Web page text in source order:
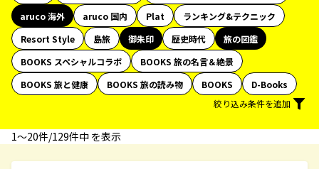
aruco 海外
aruco 国内 Plat
ランキング&テクニック
Resort Style
島旅 御朱印 歴史時代
旅の図鑑
BOOKS スペシャルコラボ
BOOKS 旅の名言＆絶景
BOOKS 旅と健康
BOOKS 旅の読み物 BOOKS
D-Books
絞り込み条件を追加
1〜20件/129件中 を表示